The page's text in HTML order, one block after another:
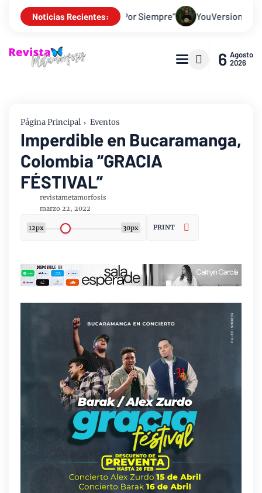
Noticias Recientes:
20 + Por Siempre” YouVersion y atletas invitan a
6 Agosto
2026
Página Principal Eventos
Imperdible en Bucaramanga,
Colombia “GRACIA
FÉSTIVAL”
revistametamorfosis
marzo 22, 2022
12px 30px PRINT